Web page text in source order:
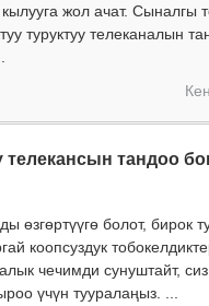
жол ачат. Сыналгы
туруктуу телеканалын
тандоо
өзгөртүүгө болот, бирок
коопсуздук
чечимди сунуштайт,
үчүн тууралаңыз. ...